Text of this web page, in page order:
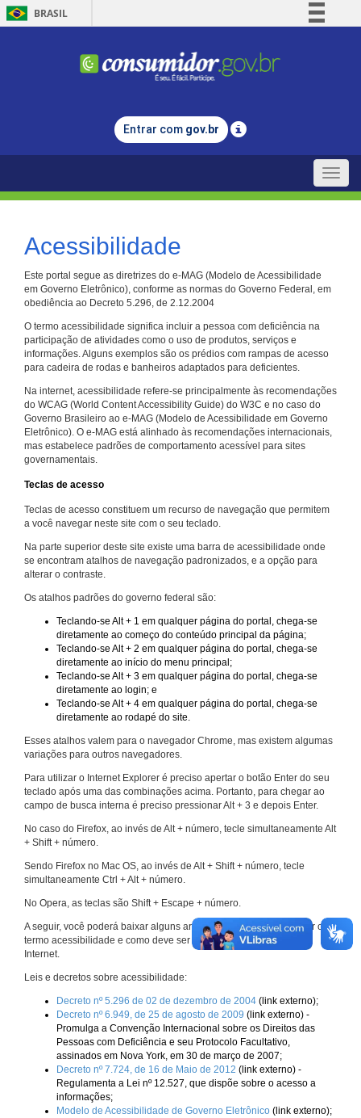
BRASIL
Comunica BR
Legislação
Entrar com gov.br
Toggle
Acessibilidade
Este portal segue as diretrizes do e-MAG (Modelo de Acessibilidade
em Governo Eletrônico), conforme as normas do Governo Federal, em
obediência ao Decreto 5.296, de 2.12.2004
O termo acessibilidade significa incluir a pessoa com deficiência na
participação de atividades como o uso de produtos, serviços e
informações. Alguns exemplos são os prédios com rampas de acesso
para cadeira de rodas e banheiros adaptados para deficientes.
Na internet, acessibilidade refere-se principalmente às recomendações
do WCAG (World Content Accessibility Guide) do W3C e no caso do
Governo Brasileiro ao e-MAG (Modelo de Acessibilidade em Governo
Eletrônico). O e-MAG está alinhado às recomendações internacionais,
mas estabelece padrões de comportamento acessível para sites
governamentais.
Teclas de acesso
Teclas de acesso constituem um recurso de navegação que permitem
a você navegar neste site com o seu teclado.
Na parte superior deste site existe uma barra de acessibilidade onde
se encontram atalhos de navegação padronizados, e a opção para
alterar o contraste.
Os atalhos padrões do governo federal são:
Teclando-se Alt + 1 em qualquer página do portal, chega-se
diretamente ao começo do conteúdo principal da página;
Teclando-se Alt + 2 em qualquer página do portal, chega-se
diretamente ao início do menu principal;
Teclando-se Alt + 3 em qualquer página do portal, chega-se
diretamente ao login; e
Teclando-se Alt + 4 em qualquer página do portal, chega-se
diretamente ao rodapé do site.
Esses atalhos valem para o navegador Chrome, mas existem algumas
variações para outros navegadores.
Para utilizar o Internet Explorer é preciso apertar o botão Enter do seu
teclado após uma das combinações acima. Portanto, para chegar ao
campo de busca interna é preciso pressionar Alt + 3 e depois Enter.
No caso do Firefox, ao invés de Alt + número, tecle simultaneamente Alt
+ Shift + número.
Sendo Firefox no Mac OS, ao invés de Alt + Shift + número, tecle
simultaneamente Ctrl + Alt + número.
No Opera, as teclas são Shift + Escape + número.
A seguir, você poderá baixar alguns arquivos que explicam melhor o
termo acessibilidade e como deve ser implementado nos sites da
Internet.
Leis e decretos sobre acessibilidade:
Decreto nº 5.296 de 02 de dezembro de 2004 (link externo);
Decreto nº 6.949, de 25 de agosto de 2009 (link externo) -
Promulga a Convenção Internacional sobre os Direitos das
Pessoas com Deficiência e seu Protocolo Facultativo,
assinados em Nova York, em 30 de março de 2007;
Decreto nº 7.724, de 16 de Maio de 2012 (link externo) -
Regulamenta a Lei nº 12.527, que dispõe sobre o acesso a
informações;
Modelo de Acessibilidade de Governo Eletrônico (link externo);